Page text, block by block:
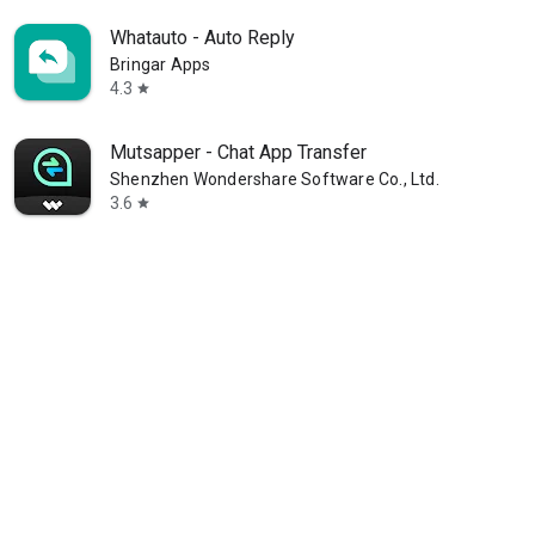
Whatauto - Auto Reply
Bringar Apps
4.3 star
Mutsapper - Chat App Transfer
Shenzhen Wondershare Software Co., Ltd.
3.6 star